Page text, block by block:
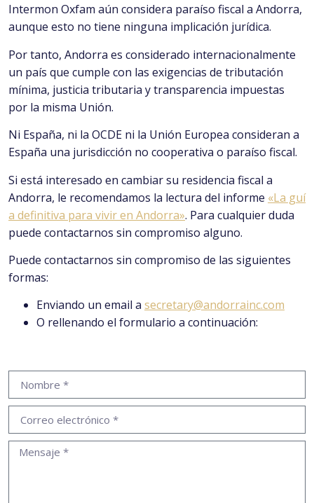
Intermon Oxfam aún considera paraíso fiscal a Andorra,
aunque esto no tiene ninguna implicación jurídica.
Por tanto, Andorra es considerado internacionalmente
un país que cumple con las exigencias de tributación
mínima, justicia tributaria y transparencia impuestas
por la misma Unión.
Ni España, ni la OCDE ni la Unión Europea consideran a
España una jurisdicción no cooperativa o paraíso fiscal.
Si está interesado en cambiar su residencia fiscal a
Andorra, le recomendamos la lectura del informe «La guí
a definitiva para vivir en Andorra». Para cualquier duda
puede contactarnos sin compromiso alguno.
Puede contactarnos sin compromiso de las siguientes
formas:
Enviando un email a secretary@andorrainc.com
O rellenando el formulario a continuación: